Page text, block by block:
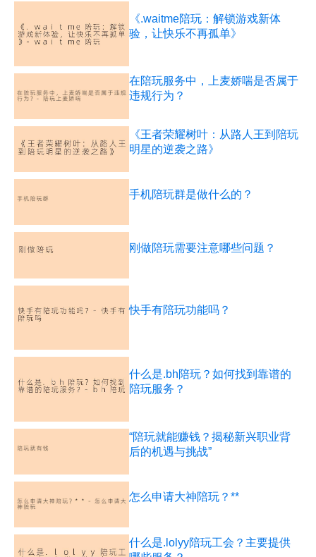
《.waitme陪玩：解锁游戏新体
验，让快乐不再孤单》
在陪玩服务中，上麦娇喘是否属于
违规行为？
《王者荣耀树叶：从路人王到陪玩
明星的逆袭之路》
手机陪玩群是做什么的？
刚做陪玩需要注意哪些问题？
快手有陪玩功能吗？
什么是.bh陪玩？如何找到靠谱的
陪玩服务？
“陪玩就能赚钱？揭秘新兴职业背
后的机遇与挑战”
怎么申请大神陪玩？**
什么是.lolyy陪玩工会？主要提供